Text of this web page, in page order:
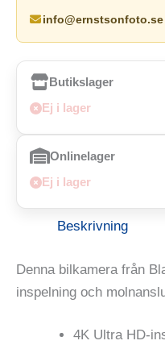
info@ernstsonfoto.se
Butikslager
Ej i lager
Onlinelager
Ej i lager
Beskrivning
Denna bilkamera från
inspelning och
4K Ultra HD-